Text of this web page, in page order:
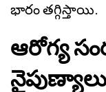
భారం తగ్గిస్తాయి.
ఆరోగ్య